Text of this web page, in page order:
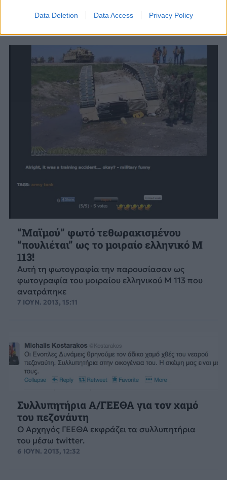
Data Deletion Data Access Privacy Policy
7 ΙΟΥΝ. 2013, 18:01
“Μαϊμού” φωτό τεθωρακισμένου
“πουλιέται” ως το μοιραίο ελληνικό M
113!
Αυτή τη φωτογραφία την παρουσίασαν ως
φωτογραφία του μοιραίου ελληνικού M 113 που
ανατράπηκε
7 ΙΟΥΝ. 2013, 15:11
Συλλυπητήρια Α/ΓΕΕΘΑ για τον χαμό
του πεζονάυτη
Ο Αρχηγός ΓΕΕΘΑ εκφράζει τα συλλυπητήρια
του μέσω twitter.
6 ΙΟΥΝ. 2013, 12:32